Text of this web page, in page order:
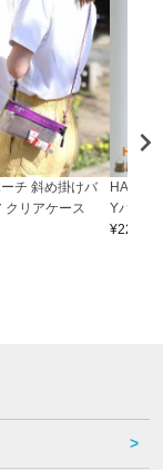
チ 斜め掛けバ
クリアケース
Yバッグ
¥22,000